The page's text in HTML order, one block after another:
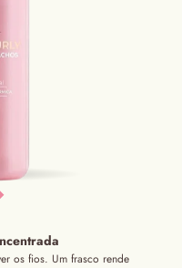
os fios. Um frasco rende